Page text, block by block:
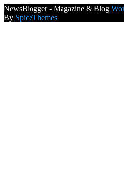
NewsBlogger - Magazine & Blog
By SpiceThemes